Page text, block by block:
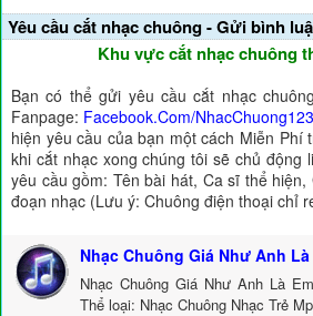
Yêu cầu cắt nhạc chuông - Gửi bình
Khu vực cắt nhạc chuông
Bạn có thể gửi yêu cầu cắt nhạc
Fanpage: Facebook.Com/
hiện yêu cầu của bạn một cách Miễn Phí
khi cắt nhạc xong chúng tôi sẽ chủ động
yêu cầu gồm: Tên bài hát, Ca sĩ thể
đoạn nhạc (Lưu ý: Chuông điện thoại chỉ
Nhạc Chuông Giá Như Anh Là
Nhạc Chuông Giá Như Anh Là
Thể loại: Nhạc Chuông Nhạc Trẻ